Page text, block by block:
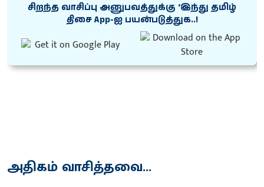
சிறந்த வாசிப்பு அனுபவத்துக்கு ‘இந்து தமிழ்
திசை App-ஐ பயன்படுத்துக..!
அதிகம் வாசித்தவை...